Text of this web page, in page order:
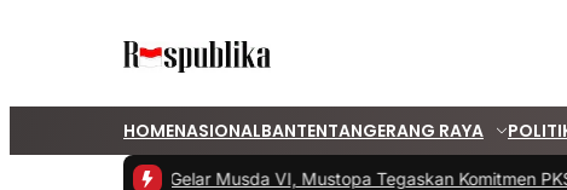
HOMENASIONALBANTENTANGERANG RAYA
PKS Tangsel Gelar Musda VI, Mustopa Tegaskan Komitmen PKS